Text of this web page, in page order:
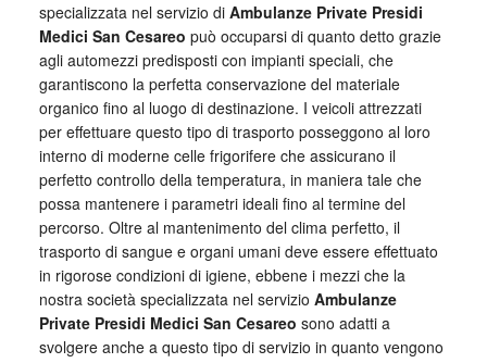
specializzata nel servizio di Ambulanze Private Presidi
Medici San Cesareo può occuparsi di quanto detto grazie
agli automezzi predisposti con impianti speciali, che
garantiscono la perfetta conservazione del materiale
organico fino al luogo di destinazione. I veicoli attrezzati
per effettuare questo tipo di trasporto posseggono al loro
interno di moderne celle frigorifere che assicurano il
perfetto controllo della temperatura, in maniera tale che
possa mantenere i parametri ideali fino al termine del
percorso. Oltre al mantenimento del clima perfetto, il
trasporto di sangue e organi umani deve essere effettuato
in rigorose condizioni di igiene, ebbene i mezzi che la
nostra società specializzata nel servizio Ambulanze
Private Presidi Medici San Cesareo sono adatti a
svolgere anche a questo tipo di servizio in quanto vengono